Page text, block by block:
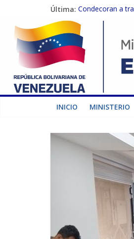
Última: Condecoran a
Gobierno
Inspeccionan
Gobierno
INICIO MINISTERIO